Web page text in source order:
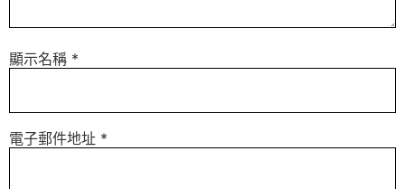
顯示名稱 *
電子郵件地址 *